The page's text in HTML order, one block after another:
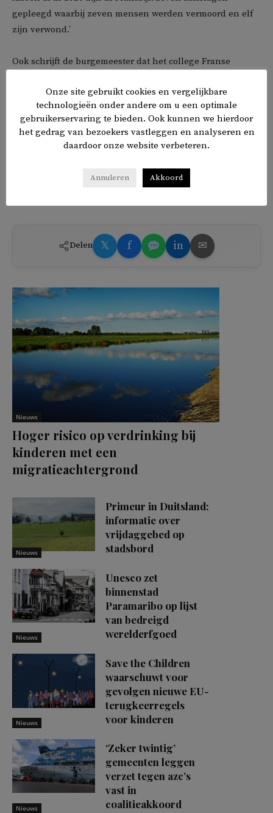
gepleegd waarbij zeven mensen werden vermoord en elf
zijn verwond.’
Ook schrijft de burgemeester dat het college Franse
verlenen, een vurige wens van Nida.
Aboutaleb: ‘Het CCIF en Baraka City hebben ons niet
verzocht hen een toevluchtsoord te bieden. Wanneer zij
burgemeester liet in het midden of dat antwoord positief
Delen 𝕏 f in ✉
Nieuws
Hoger risico op verdrinking bij
kinderen met een
migratieachtergrond
Nieuws
Primeur in Duitsland:
informatie over
vrijdaggebed op
stadsbord
Nieuws
Unesco zet
binnenstad
Paramaribo op lijst
van bedreigd
werelderfgoed
Nieuws
Save the Children
waarschuwt voor
gevolgen nieuwe EU-
terugkeerregels
voor kinderen
Nieuws
‘Zeker twintig’
gemeenten leggen
verzet tegen azc’s
vast in
coalitieakkoord
Onze site gebruikt cookies en vergelijkbare
technologieën onder andere om u een optimale
gebruikerservaring te bieden. Ook kunnen we hierdoor
het gedrag van bezoekers vastleggen en analyseren en
daardoor onze website verbeteren.
Annuleren Akkoord